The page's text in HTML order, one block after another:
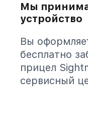
Мы
устройство
Вы
бесплатно
прицел
сервисный